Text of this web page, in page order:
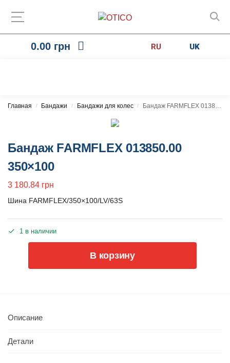
0.00 грн RU UK
Главная / Бандажи / Бандажи для колес / Бандаж FARMFLEX 013850.00 350×100
Бандаж FARMFLEX 013850.00
350×100
3 180.84 грн
Шина FARMFLEX/350×100/LV/63S
1 в наличии
В корзину
Описание
Детали